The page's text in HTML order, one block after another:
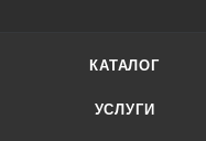
КАТАЛОГ
УСЛУГИ